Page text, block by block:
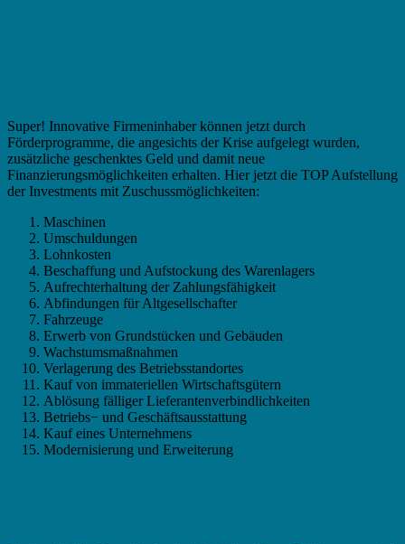
Super! Innovative Firmeninhaber können jetzt durch
Förderprogramme, die angesichts der Krise aufgelegt wurden,
zusätzliche geschenktes Geld und damit neue
Finanzierungsmöglichkeiten erhalten. Hier jetzt die TOP Aufstellung
der Investments mit Zuschussmöglichkeiten:
Maschinen
Umschuldungen
Lohnkosten
Beschaffung und Aufstockung des Warenlagers
Aufrechterhaltung der Zahlungsfähigkeit
Abfindungen für Altgesellschafter
Fahrzeuge
Erwerb von Grundstücken und Gebäuden
Wachstumsmaßnahmen
Verlagerung des Betriebsstandortes
Kauf von immateriellen Wirtschaftsgütern
Ablösung fälliger Lieferantenverbindlichkeiten
Betriebs− und Geschäftsausstattung
Kauf eines Unternehmens
Modernisierung und Erweiterung